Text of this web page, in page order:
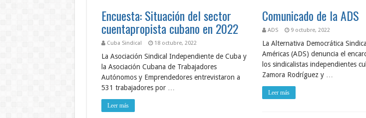
Encuesta: Situación del sector
cuentapropista cubano en 2022
Cuba Sindical 18 octubre, 2022
La Asociación Sindical Independiente de Cuba y
la Asociación Cubana de Trabajadores
Autónomos y Emprendedores entrevistaron a
531 trabajadores por …
Leer más
Comunicado de la ADS
ADS 9 octubre, 2022
La Alternativa Democrática
Américas (ADS) denuncia el
los sindicalistas independientes
Zamora Rodríguez y …
Leer más